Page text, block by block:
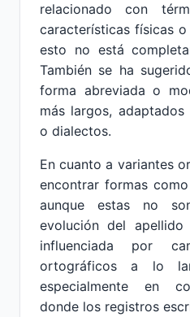
relacionado con
características físicas
esto no está
También se ha
forma abreviada o
más largos,
o dialectos.
En cuanto a variantes
encontrar formas
aunque estas no
evolución del
influenciada por
ortográficos a lo
especialmente en
donde los registros